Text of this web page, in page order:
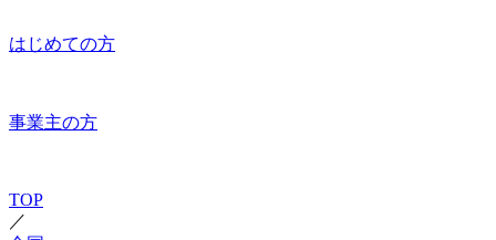
はじめての方
事業主の方
TOP
／